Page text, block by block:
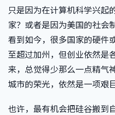
只是因为在计算机科学兴起
家？或者是因为美国的社会
看到如今，很多国家的硬件
至超过加州，但创业依然是
来，总觉得少那么一点精气
城市的荣光，依然是一项艰
也许，最有机会把硅谷搬到